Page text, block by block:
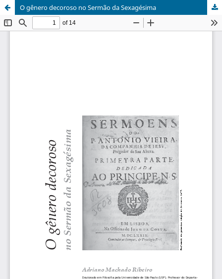
O gênero decoroso no Sermão da Sexagésima